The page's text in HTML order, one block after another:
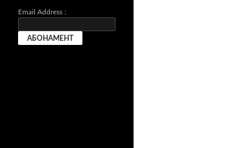
Email Address :